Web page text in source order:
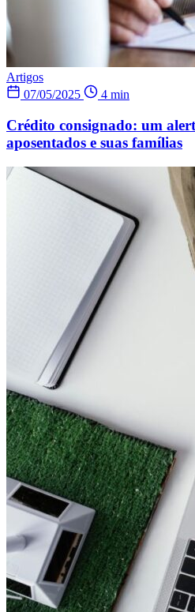
Artigos
07/05/2025
4 min
Crédito consignado: um
aposentados e suas famílias